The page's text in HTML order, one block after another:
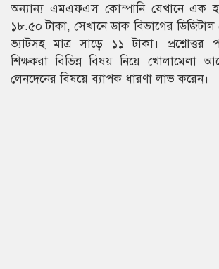
অন্যান্য এমএফএস কোম্পানি যেখানে এক
১৮.৫০ টাকা, সেখানে ডাক বিভাগের
ভ্যাটসহ মাত্র সাড়ে ১১ টাকা। প্রশ্নোত্তর
শিক্ষকরা বিভিন্ন বিষয় নিয়ে খোলামেলা
লেনদেনের বিষয়ে ব্যাপক ধারণা লাভ করেন।